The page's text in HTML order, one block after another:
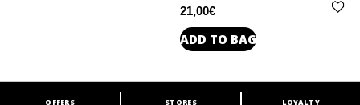
21,00€
ADD TO BAG
OFFERS STORES LOYALTY